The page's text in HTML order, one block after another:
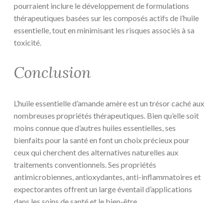
pourraient inclure le développement de formulations
thérapeutiques basées sur les composés actifs de l’huile
essentielle, tout en minimisant les risques associés à sa
toxicité.
Conclusion
L’huile essentielle d’amande amère est un trésor caché aux
nombreuses propriétés thérapeutiques. Bien qu’elle soit
moins connue que d’autres huiles essentielles, ses
bienfaits pour la santé en font un choix précieux pour
ceux qui cherchent des alternatives naturelles aux
traitements conventionnels. Ses propriétés
antimicrobiennes, antioxydantes, anti-inflammatoires et
expectorantes offrent un large éventail d’applications